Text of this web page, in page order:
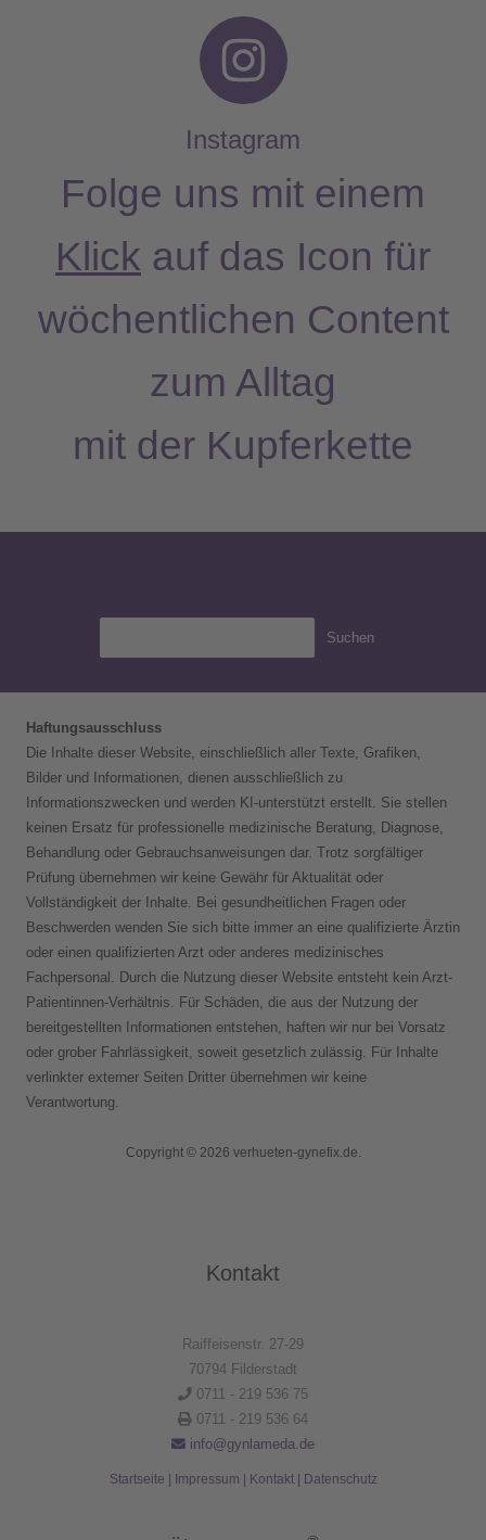
I
n
s
t
a
g
r
a
m
Instagram
Folge uns mit einem
Klick auf das Icon für
wöchentlichen Content
zum Alltag
mit der Kupferkette
Suchen
Haftungsausschluss
Die Inhalte dieser Website, einschließlich aller Texte, Grafiken,
Bilder und Informationen, dienen ausschließlich zu
Informationszwecken und werden KI-unterstützt erstellt. Sie stellen
keinen Ersatz für professionelle medizinische Beratung, Diagnose,
Behandlung oder Gebrauchsanweisungen dar. Trotz sorgfältiger
Prüfung übernehmen wir keine Gewähr für Aktualität oder
Vollständigkeit der Inhalte. Bei gesundheitlichen Fragen oder
Beschwerden wenden Sie sich bitte immer an eine qualifizierte Ärztin
oder einen qualifizierten Arzt oder anderes medizinisches
Fachpersonal. Durch die Nutzung dieser Website entsteht kein Arzt-
Patientinnen-Verhältnis. Für Schäden, die aus der Nutzung der
bereitgestellten Informationen entstehen, haften wir nur bei Vorsatz
oder grober Fahrlässigkeit, soweit gesetzlich zulässig. Für Inhalte
verlinkter externer Seiten Dritter übernehmen wir keine
Verantwortung.
Copyright © 2026 verhueten-gynefix.de.
Kontakt
Raiffeisenstr. 27-29
70794 Filderstadt
0711 - 219 536 75
0711 - 219 536 64
info@gynlameda.de
Startseite Impressum Kontakt| Datenschutz